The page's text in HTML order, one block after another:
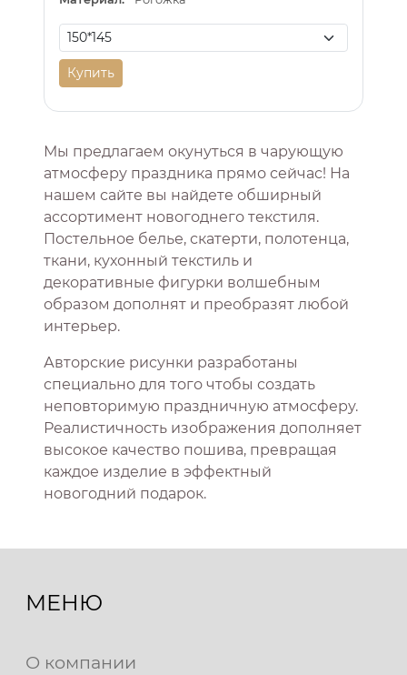
Купить
Мы предлагаем окунуться в чарующую
атмосферу праздника прямо сейчас! На
нашем сайте вы найдете обширный
ассортимент новогоднего текстиля.
Постельное белье, скатерти, полотенца,
ткани, кухонный текстиль и
декоративные фигурки волшебным
образом дополнят и преобразят любой
интерьер.
Авторские рисунки разработаны
специально для того чтобы создать
неповторимую праздничную атмосферу.
Реалистичность изображения дополняет
высокое качество пошива, превращая
каждое изделие в эффектный
новогодний подарок.
МЕНЮ
О компании